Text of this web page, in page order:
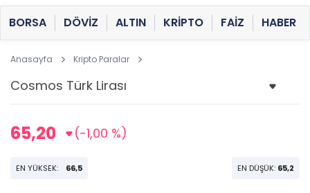
BORSA DÖVİZ ALTIN KRİPTO FAİZ HABER
Anasayfa Kripto Paralar
65,20 (-1,00 %)
EN YÜKSEK: 66,5 EN DÜŞÜK: 65,2